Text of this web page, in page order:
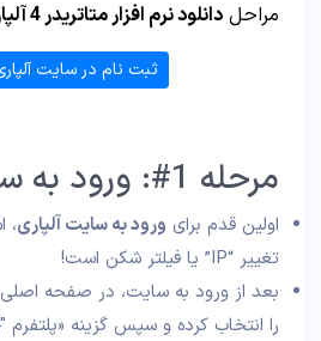
مراحل دانلود نرم افزار متاتریدر 4 آلپاری از سایت:
ثبت نام در سایت
مرحله 1#: ورود به سایت آلپاری
اولین قدم برای ورود به سایت آلپاری،
تغییر “IP” یا فیلتر شکن است!
بعد از ورود به سایت، در صفحه اصلی